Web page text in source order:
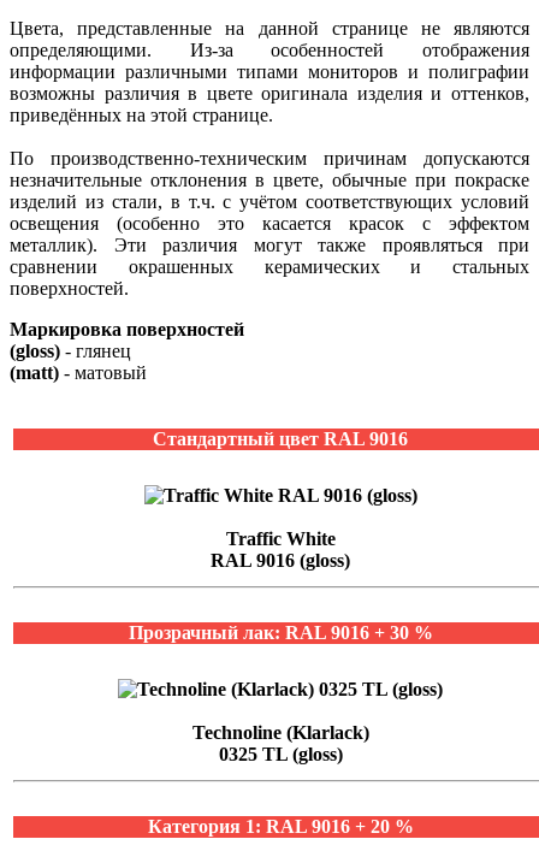
Цвета, представленные на данной странице не являются
определяющими. Из-за особенностей отображения
информации различными типами мониторов и полиграфии
возможны различия в цвете оригинала изделия и оттенков,
приведённых на этой странице.
По производственно-техническим причинам допускаются
незначительные отклонения в цвете, обычные при покраске
изделий из стали, в т.ч. с учётом соответствующих условий
освещения (особенно это касается красок с эффектом
металлик). Эти различия могут также проявляться при
сравнении окрашенных керамических и стальных
поверхностей.
Маркировка поверхностей
(gloss) - глянец
(matt) - матовый
Стандартный цвет RAL 9016
Traffic White
RAL 9016 (gloss)
Прозрачный лак: RAL 9016 + 30 %
Technoline (Klarlack)
0325 TL (gloss)
Категория 1: RAL 9016 + 20 %